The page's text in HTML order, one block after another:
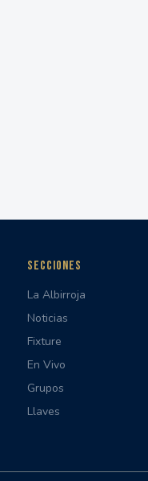
SECCIONES
La Albirroja
Noticias
Fixture
En Vivo
Grupos
Llaves